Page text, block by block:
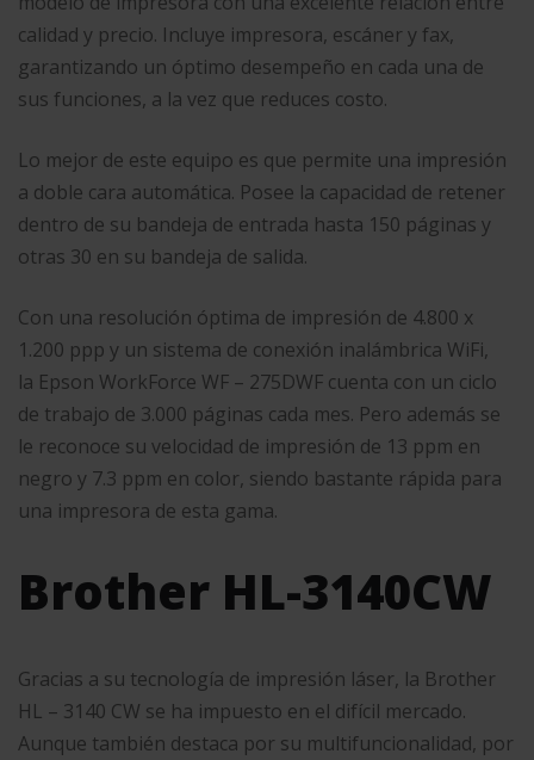
calidad y precio. Incluye impresora, escáner y fax,
garantizando un óptimo desempeño en cada una de
sus funciones, a la vez que reduces costo.
Lo mejor de este equipo es que permite una impresión
a doble cara automática. Posee la capacidad de retener
dentro de su bandeja de entrada hasta 150 páginas y
otras 30 en su bandeja de salida.
Con una resolución óptima de impresión de 4.800 x
1.200 ppp y un sistema de conexión inalámbrica WiFi,
la Epson WorkForce WF – 275DWF cuenta con un ciclo
de trabajo de 3.000 páginas cada mes. Pero además se
le reconoce su velocidad de impresión de 13 ppm en
negro y 7.3 ppm en color, siendo bastante rápida para
una impresora de esta gama.
Brother HL-3140CW
Gracias a su tecnología de impresión láser, la Brother
HL – 3140 CW se ha impuesto en el difícil mercado.
Aunque también destaca por su multifuncionalidad, por